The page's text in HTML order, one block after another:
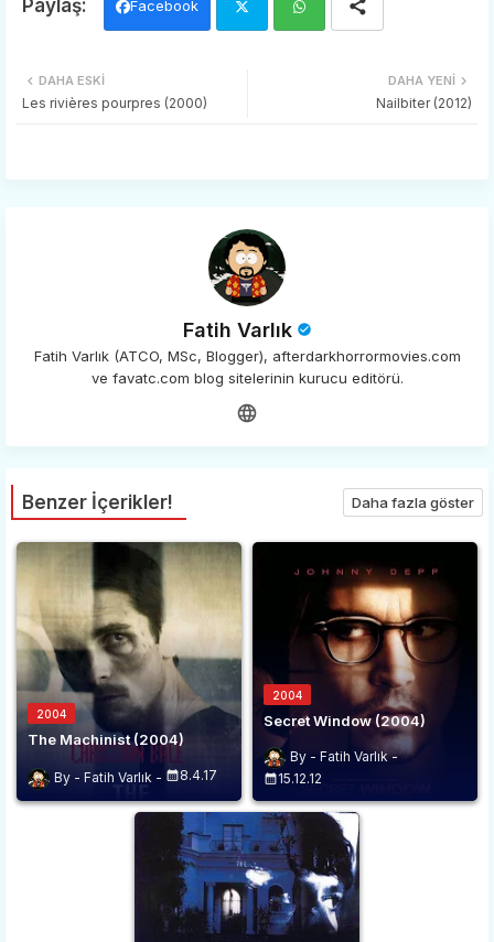
Facebook
DAHA YENI
Nailbiter (2012)
DAHA ESKI
Les rivières pourpres (2000)
Fatih Varlık
Fatih Varlık (ATCO, MSc, Blogger), afterdarkhorrormovies.com
ve favatc.com blog sitelerinin kurucu editörü.
Benzer İçerikler! Daha fazla göster
2004
The Machinist (2004)
Fatih Varlık 8.4.17
2004
Secret Window (2004)
Fatih Varlık
15.12.12